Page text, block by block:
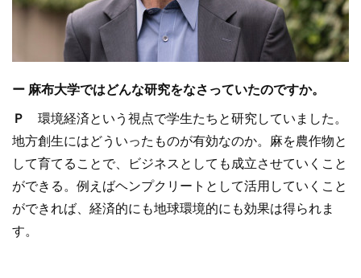
ー 麻布大学ではどんな研究をなさっていたのですか。
Ｐ
環境経済という視点で学生たちと研究していました。
地方創生にはどういったものが有効なのか。麻を農作物と
して育てることで、ビジネスとしても成立させていくこと
ができる。例えばヘンプクリートとして活用していくこと
ができれば、経済的にも地球環境的にも効果は得られま
す。